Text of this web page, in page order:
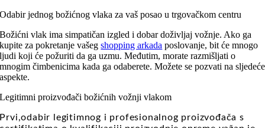
Odabir jednog božićnog vlaka za vaš posao u trgovačkom centru
Božićni vlak ima simpatičan izgled i dobar doživljaj vožnje. Ako ga
kupite za pokretanje vašegshopping arkada poslovanje, bit će mnogo
ljudi koji će požuriti da ga uzmu. Međutim, morate razmišljati o
mnogim čimbenicima kada ga odaberete. Možete se pozvati na sljedeće
aspekte.
Legitimni proizvođači božićnih vožnji vlakom
Prvi,odabir legitimnog i profesionalnog proizvođača s